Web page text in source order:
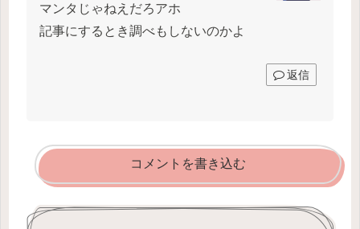
マンタじゃねえだろアホ
記事にするとき調べもしないのかよ
返信
コメントを書き込む